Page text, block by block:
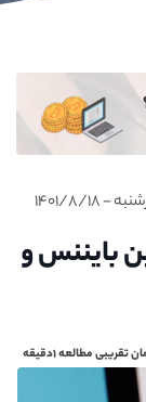
بایننس و
تقریبی مطالعه۱دقیقه